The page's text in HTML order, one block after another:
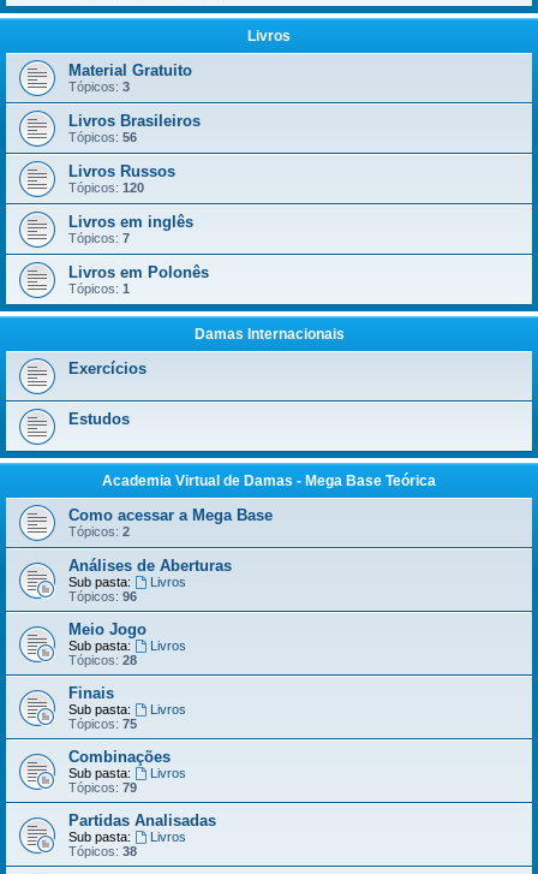
Livros
Material Gratuito
Tópicos: 3
Livros Brasileiros
Tópicos: 56
Livros Russos
Tópicos: 120
Livros em inglês
Tópicos: 7
Livros em Polonês
Tópicos: 1
Damas Internacionais
Exercícios
Estudos
Academia Virtual de Damas - Mega Base Teórica
Como acessar a Mega Base
Tópicos: 2
Análises de Aberturas
Sub pasta:
Livros
Tópicos: 96
Meio Jogo
Sub pasta:
Livros
Tópicos: 28
Finais
Sub pasta:
Livros
Tópicos: 75
Combinações
Sub pasta:
Livros
Tópicos: 79
Partidas Analisadas
Sub pasta:
Livros
Tópicos: 38